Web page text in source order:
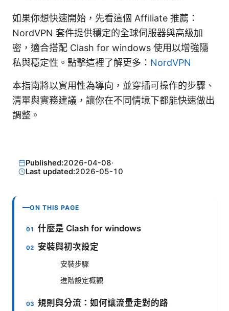
如果你想快速開始，先看這個 Affiliate 推薦：
NordVPN 套件提供穩定的全球伺服器與高級加
密，適合搭配 Clash for windows 使用以增強隱
私與穩定性。點擊這裡了解更多： NordVPN
本指南將以實用性為導向，並穿插可操作的步驟、
清單與實務建議，讓你在不同情境下都能快速做出
調整。
Published:2026-04-08·
Last updated:2026-05-10
ON THIS PAGE
什麼是 Clash for windows
安裝與初次設定
安裝步驟
進階設定概觀
規則與分流：如何讓流量走對的路